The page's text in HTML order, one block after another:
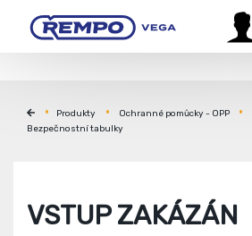
Produkty Ochranné pomůcky - OPP
Bezpečnostní tabulky
VSTUP ZAKÁZÁN